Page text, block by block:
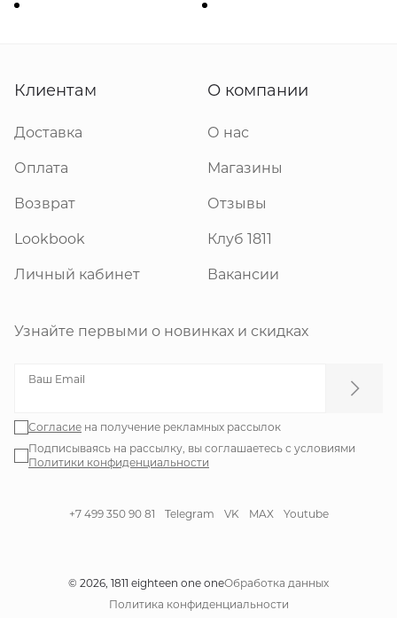
Клиентам
Доставка
Оплата
Возврат
Lookbook
Личный кабинет
О компании
О нас
Магазины
Отзывы
Клуб 1811
Вакансии
Узнайте первыми о новинках и скидках
Ваш Email
Согласие на получение рекламных рассылок
Подписываясь на рассылку, вы соглашаетесь с условиями
Политики конфиденциальности
+7 499 350 90 81 Telegram VK MAX Youtube
© 2026, 1811 eighteen one oneОбработка данных
Политика конфиденциальности